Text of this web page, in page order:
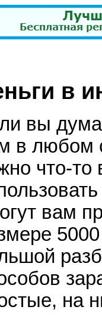
в
вы
в любом
что-
вам
на